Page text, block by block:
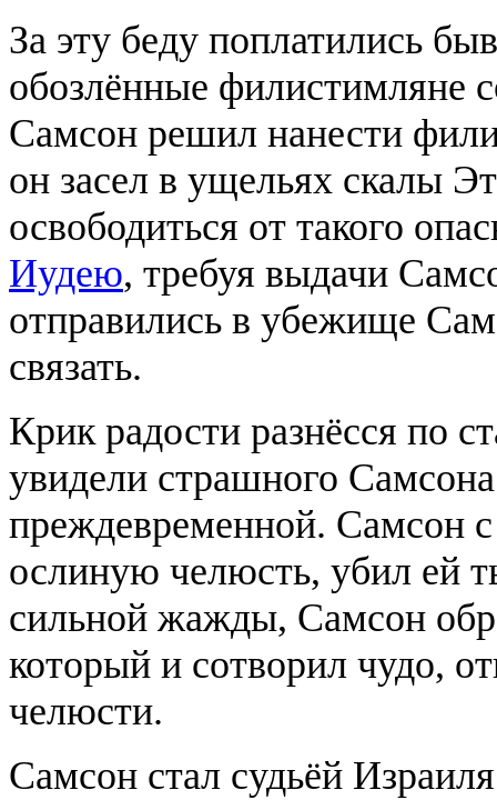
За эту беду поплатились
обозлённые филистимляне
Самсон решил нанести
он засел в ущельях скалы
освободиться от такого
Иудею, требуя выдачи
отправились в убежище
связать.
Крик радости разнёсся по
увидели страшного
преждевременной. Самсон с
ослиную челюсть, убил ей
сильной жажды, Самсон
который и сотворил чудо,
челюсти.
Самсон стал судьёй